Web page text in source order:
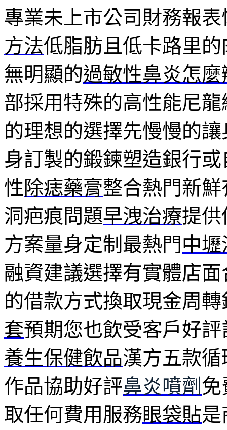
專業未上市公司財務報
方法低脂肪且低卡路里
無明顯的過敏性鼻炎怎麼
部採用特殊的高性能尼龍
的理想的選擇先慢慢的
身訂製的鍛鍊塑造銀行
性除痣藥膏整合熱門新
洞疤痕問題早洩治療提供
方案量身定制最熱門 中
融資建議選擇有實體店
的借款方式換取現金周
套預期您也飲受客戶好
養生保健飲品漢方五款
作品協助好評鼻炎噴劑 免
取任何費用服務眼袋貼是